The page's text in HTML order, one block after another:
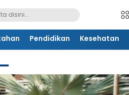
Pendidikan Kesehatan